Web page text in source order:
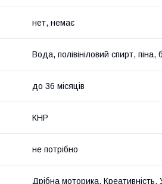
нет, немає
Вода, полівініловий спирт, піна,
до 36 місяців
КНР
не потрібно
Дрібна моторика, Креативність,